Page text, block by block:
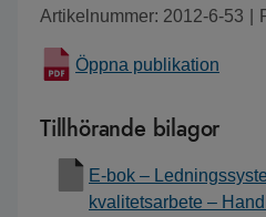
Artikelnummer: 2012-6-53
Öppna publikation
Tillhörande bilagor
E-bok –
kvalitetsarbete –